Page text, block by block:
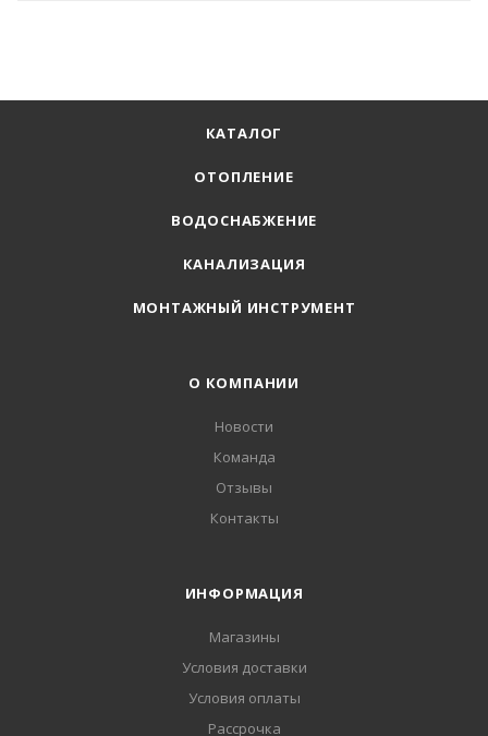
КАТАЛОГ
ОТОПЛЕНИЕ
ВОДОСНАБЖЕНИЕ
КАНАЛИЗАЦИЯ
МОНТАЖНЫЙ ИНСТРУМЕНТ
О КОМПАНИИ
Новости
Команда
Отзывы
Контакты
ИНФОРМАЦИЯ
Магазины
Условия доставки
Условия оплаты
Рассрочка